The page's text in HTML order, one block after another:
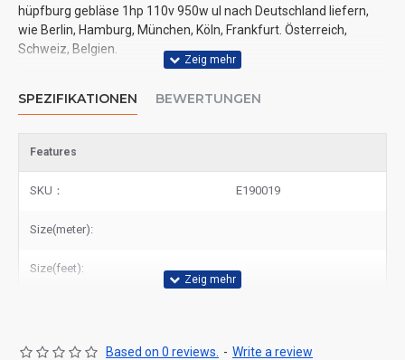
hüpfburg gebläse 1hp 110v 950w ul nach Deutschland liefern,
wie Berlin, Hamburg, München, Köln, Frankfurt. Österreich,
Schweiz, Belgien.
SPEZIFIKATIONEN BEWERTUNGEN
Features
SKU： E190019
Size(meter):
Size(feet):
Based on 0 reviews. - Write a review